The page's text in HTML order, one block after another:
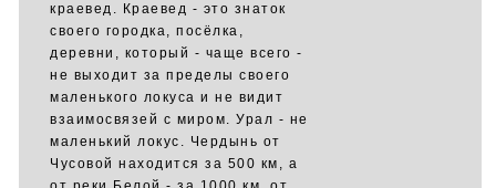
краевед. Краевед - это знаток
своего городка, посёлка,
деревни, который - чаще всего -
не выходит за пределы своего
маленького локуса и не видит
взаимосвязей с миром. Урал - не
маленький локус. Чердынь от
Чусовой находится за 500 км, а